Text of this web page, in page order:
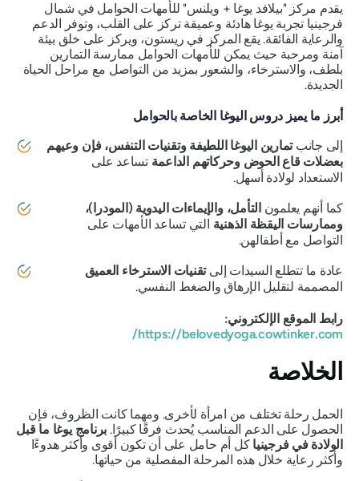
يقدم مركز "بيلافد يوغا + ويلنس" للأمهات الحوامل في شمال
فرجينيا تجربة يوغا هادئة وعميقة تركز على القلب، وتوفر الدعم
والرعاية الفائقة. يقع المركز في ريستون، ويركز على خلق بيئة
آمنة ومرحبة حيث يمكن للأمهات الحوامل ممارسة التمارين
بلطف، والاسترخاء، والشعور بمزيد من التواصل مع مراحل الحياة
الجديدة.
أبرز ما يميز دروس اليوغا الخاصة بالحوامل
إلى جانبتمارين اليوغا اللطيفة وتقنيات التنفس، فإن وعيهم
بعضلات قاع الحوض وحركاتهم الداعمةتساعد على
الاستعداد لولادة أسهل.
كما أنهم يعلمونالتأمل، والإيماءات اليدوية (المودرا)،
وممارسات اليقظة الذهنيةالتي تساعد الأمهات على
التواصل مع أطفالهن.
عادة ما تتطلع السيدات إلى تقنيات الاسترخاء العميق
المصممة لتقليل الإرهاق والضغط النفسي.
رابط الموقع الإلكتروني:
https://belovedyoga.cowtinker.com/
الخلاصة
الحمل رحلة تختلف من امرأة لأخرى. ومهما كانت الظروف، فإن
الحصول على الدعم المناسب يُحدث فرقًا كبيرًا. برنامج يوغا ما قبل
الولادة في فرجينياكل أم حامل على أن تكون أقوى وأكثر هدوءًا
وأكثر رعاية خلال هذه المرحلة المفصلية من حياتها.